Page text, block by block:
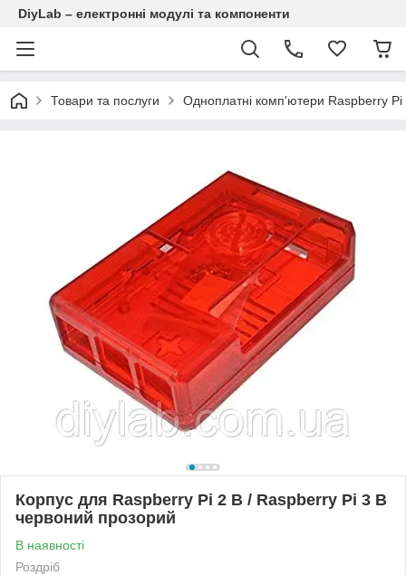
DiyLab – електронні модулі та компоненти
Товари та послуги Одноплатні комп'ютери Raspberry Pi
Корпус для Raspberry Pi 2 B / Raspberry Pi 3 B
червоний прозорий
В наявності
Роздріб